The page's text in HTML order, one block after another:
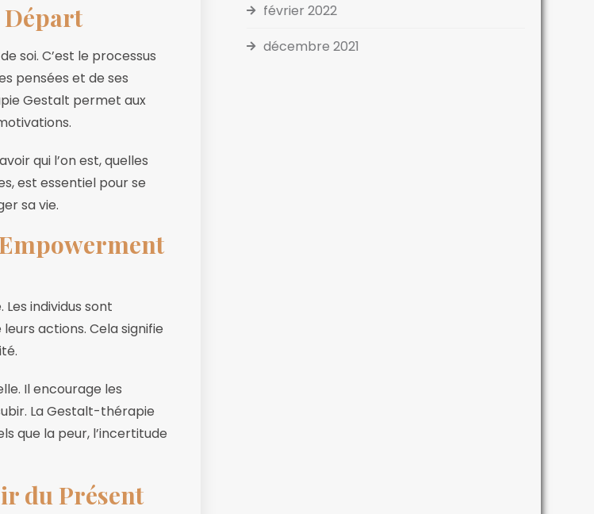
Départ
soi. C’est le processus
pensées et de ses
Gestalt permet aux
qui l’on est, quelles
est essentiel pour se
sa vie.
individus sont
actions. Cela signifie
Il encourage les
La Gestalt-thérapie
que la peur, l’incertitude
du Présent
février 2022
décembre 2021